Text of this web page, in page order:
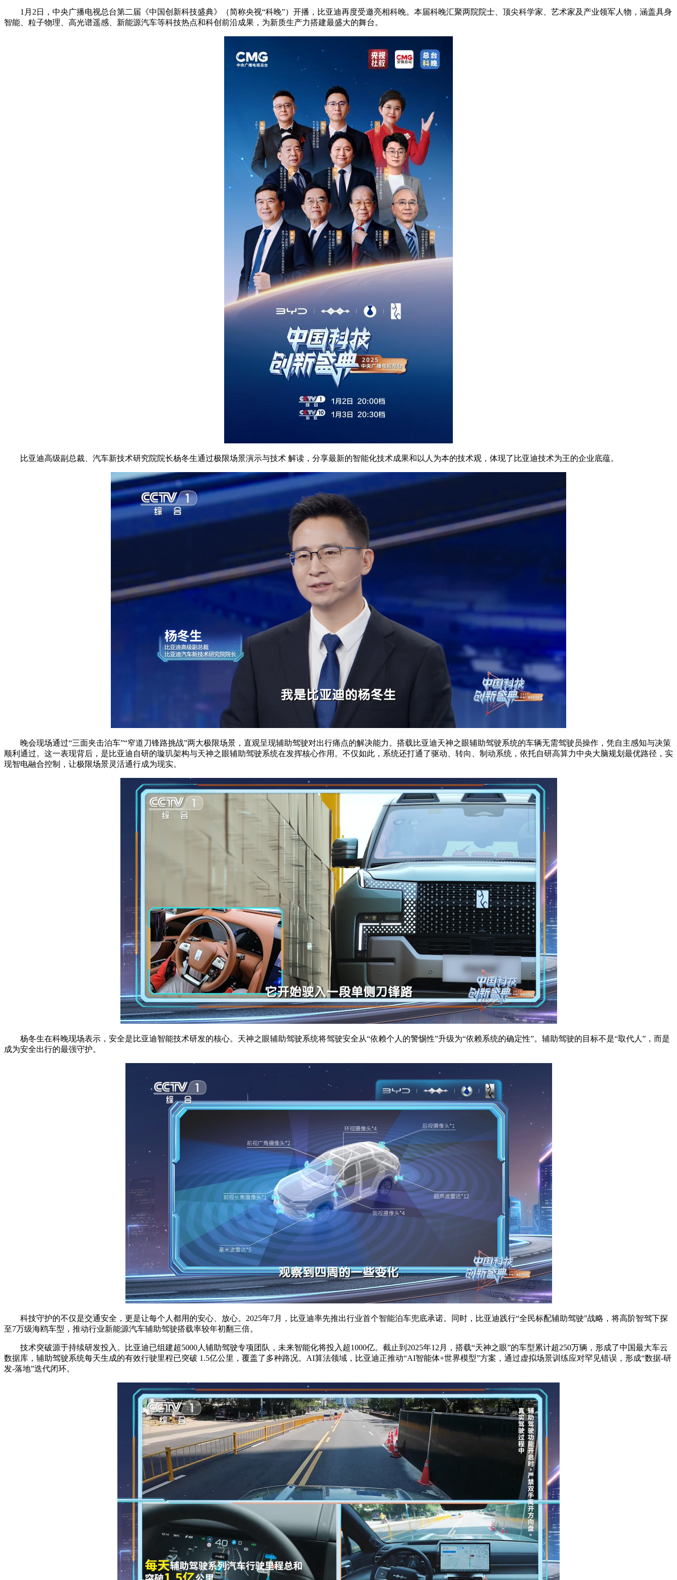
1月2日， 中央广播电视总台第二届《中国创新科技盛典》（简称央视“科晚”）开播，比亚迪再度受邀亮相科晚。本届科晚汇聚两院院士、顶尖科学家、艺术家及产业领军人物，涵盖具身
智能、粒子物理、高光谱遥感、新能源汽车等科技热点和科创前沿成果，为新质生产力搭建最盛大的舞台。
比亚迪高级副总裁、汽车新技术研究院院长杨冬生通过极限场景演示与技术 解读，分享最新的智能化技术成果和以人为本的技术观，体现了比亚迪技术为王的企业底蕴。
晚会现场通过“三面夹击泊车”“窄道刀锋路挑战”两大极限场景，直观呈现辅助驾驶对出行痛点的解决能力。搭载比亚迪天神之眼辅助驾驶系统的车辆无需驾驶员操作，凭自主感知与决策
顺利通过。这一表现背后，是比亚迪自研的璇玑架构与天神之眼辅助驾驶系统在发挥核心作用。不仅如此，系统还打通了驱动、转向、制动系统，依托自研高算力中央大脑规划最优路径，实
现智电融合控制，让极限场景灵活通行成为现实。
杨冬生在科晚现场表示，安全是比亚迪智能技术研发的核心。天神之眼辅助驾驶系统将驾驶安全从“依赖个人的警惕性”升级为“依赖系统的确定性”。辅助驾驶的目标不是“取代人”，而是
成为安全出行的最强守护。
科技守护的不仅是交通安全，更是让每个人都用的安心、放心。2025年7月，比亚迪率先推出行业首个智能泊车兜底承诺。同时，比亚迪践行“全民标配辅助驾驶”战略，将高阶智驾下探
至7万级海鸥车型，推动行业新能源汽车辅助驾驶搭载率较年初翻三倍。
技术突破源于持续研发投入。比亚迪已组建超5000人辅助驾驶专项团队，未来智能化将投入超1000亿。截止到2025年12月，搭载“天神之眼”的车型累计超250万辆，形成了中国最大车云
数据库，辅助驾驶系统每天生成的有效行驶里程已突破 1.5亿公里，覆盖了多种路况。AI算法领域，比亚迪正推动“AI智能体+世界模型”方案，通过虚拟场景训练应对罕见错误，形成“数据-研
发-落地”迭代闭环。